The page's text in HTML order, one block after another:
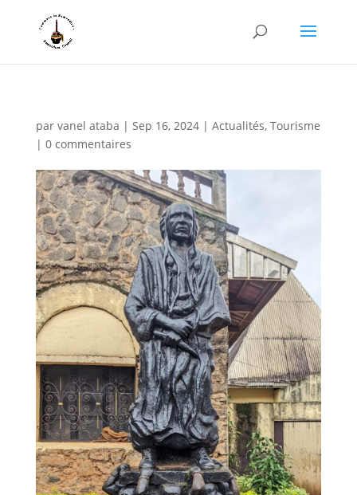
par vanel ataba | Sep 16, 2024| Actualités, Tourisme
| 0 commentaires